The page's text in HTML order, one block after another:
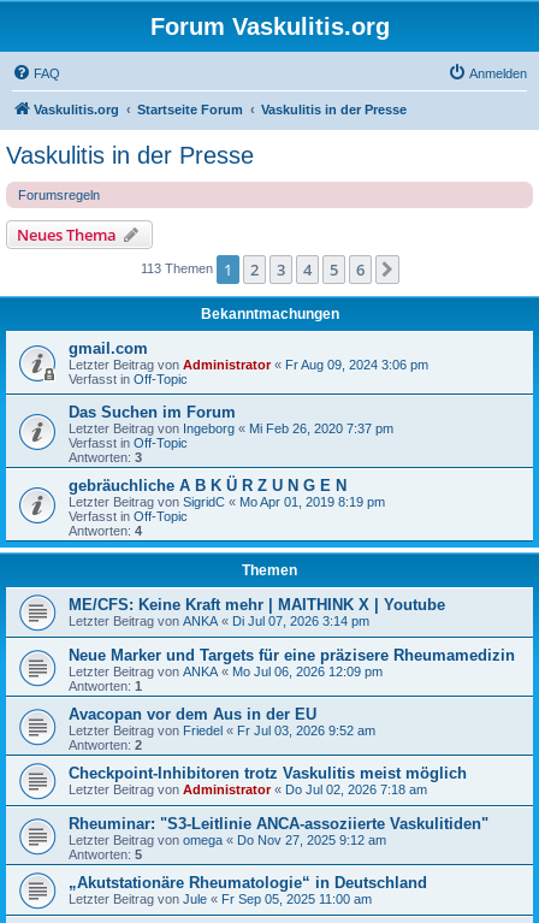
Forum Vaskulitis.org
FAQ Anmelden
Vaskulitis.org Startseite Forum Vaskulitis in der Presse
Vaskulitis in der Presse
Forumsregeln
Neues Thema
113 Themen 1 2 3 4 5 6
Bekanntmachungen
gmail.com
Letzter Beitrag von Administrator« Fr Aug 09, 2024 3:06 pm
Verfasst in Off-Topic
Das Suchen im Forum
Letzter Beitrag von Ingeborg « Mi Feb 26, 2020 7:37 pm
Verfasst in Off-Topic
Antworten: 3
gebräuchliche A B K Ü R Z U N G E N
Letzter Beitrag von SigridC « Mo Apr 01, 2019 8:19 pm
Verfasst in Off-Topic
Antworten: 4
Themen
ME/CFS: Keine Kraft mehr | MAITHINK X | Youtube
Letzter Beitrag von ANKA « Di Jul 07, 2026 3:14 pm
Neue Marker und Targets für eine präzisere Rheumamedizin
Letzter Beitrag von ANKA « Mo Jul 06, 2026 12:09 pm
Antworten: 1
Avacopan vor dem Aus in der EU
Letzter Beitrag von Friedel « Fr Jul 03, 2026 9:52 am
Antworten: 2
Checkpoint-Inhibitoren trotz Vaskulitis meist möglich
Letzter Beitrag von Administrator« Do Jul 02, 2026 7:18 am
Rheuminar: "S3-Leitlinie ANCA-assoziierte Vaskulitiden"
Letzter Beitrag von omega « Do Nov 27, 2025 9:12 am
Antworten: 5
„Akutstationäre Rheumatologie“ in Deutschland
Letzter Beitrag von Jule « Fr Sep 05, 2025 11:00 am